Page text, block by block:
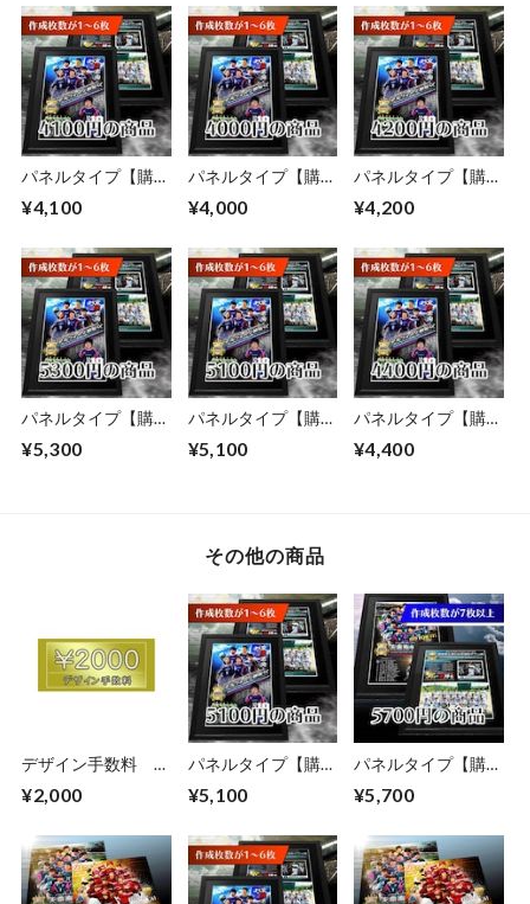
パネルタイプ【購入
¥4,100
パネルタイプ【購入
¥4,000
パネルタイプ【購入
¥4,200
パネルタイプ【購入
¥5,300
パネルタイプ【購入
¥5,100
パネルタイプ【購入
¥4,400
その他の商品
デザイン手数料
¥2,000
パネルタイプ【購入
¥5,100
パネルタイプ【購入
¥5,700